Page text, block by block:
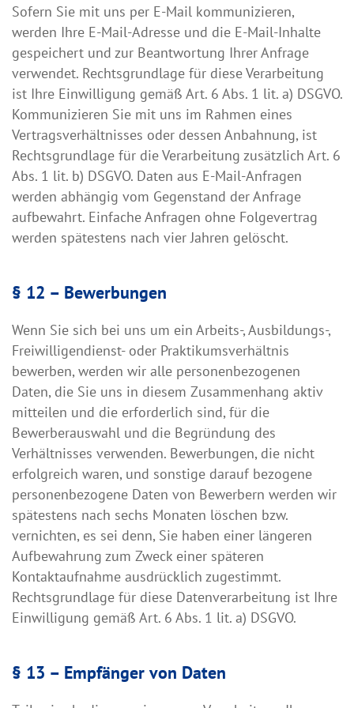
Sofern Sie mit uns per E-Mail kommunizieren,
werden Ihre E-Mail-Adresse und die E-Mail-Inhalte
gespeichert und zur Beantwortung Ihrer Anfrage
verwendet. Rechtsgrundlage für diese Verarbeitung
ist Ihre Einwilligung gemäß Art. 6 Abs. 1 lit. a) DSGVO.
Kommunizieren Sie mit uns im Rahmen eines
Vertragsverhältnisses oder dessen Anbahnung, ist
Rechtsgrundlage für die Verarbeitung zusätzlich Art. 6
Abs. 1 lit. b) DSGVO. Daten aus E-Mail-Anfragen
werden abhängig vom Gegenstand der Anfrage
aufbewahrt. Einfache Anfragen ohne Folgevertrag
werden spätestens nach vier Jahren gelöscht.
§ 12 – Bewerbungen
Wenn Sie sich bei uns um ein Arbeits-, Ausbildungs-,
Freiwilligendienst- oder Praktikumsverhältnis
bewerben, werden wir alle personenbezogenen
Daten, die Sie uns in diesem Zusammenhang aktiv
mitteilen und die erforderlich sind, für die
Bewerberauswahl und die Begründung des
Verhältnisses verwenden. Bewerbungen, die nicht
erfolgreich waren, und sonstige darauf bezogene
personenbezogene Daten von Bewerbern werden wir
spätestens nach sechs Monaten löschen bzw.
vernichten, es sei denn, Sie haben einer längeren
Aufbewahrung zum Zweck einer späteren
Kontaktaufnahme ausdrücklich zugestimmt.
Rechtsgrundlage für diese Datenverarbeitung ist Ihre
Einwilligung gemäß Art. 6 Abs. 1 lit. a) DSGVO.
§ 13 – Empfänger von Daten